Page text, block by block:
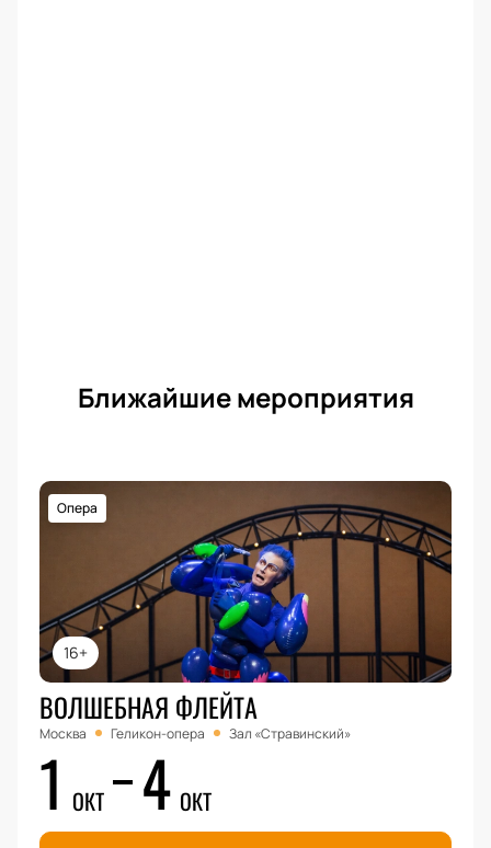
Ближайшие мероприятия
16+
Опера
ВОЛШЕБНАЯ ФЛЕЙТА
Москва Геликон-опера Зал «Стравинский»
1 ОКТ 4 ОКТ